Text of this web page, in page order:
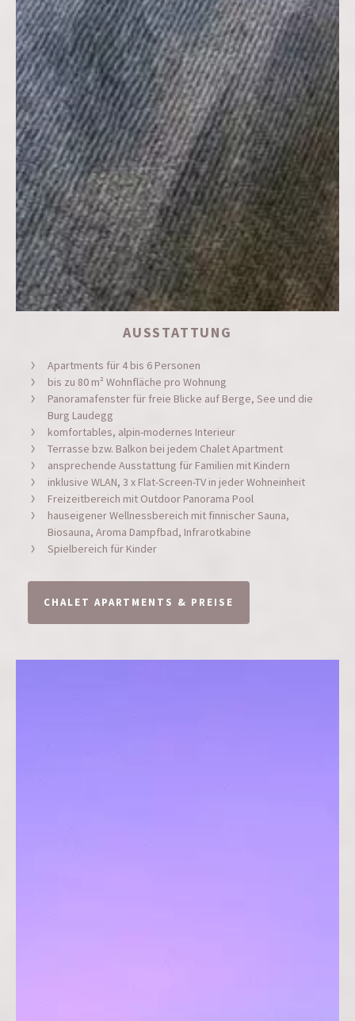
AUSSTATTUNG
Apartments für 4 bis 6 Personen
bis zu 80 m² Wohnfläche pro Wohnung
Panoramafenster für freie Blicke auf Berge, See und die
Burg Laudegg
komfortables, alpin-modernes Interieur
Terrasse bzw. Balkon bei jedem Chalet Apartment
ansprechende Ausstattung für Familien mit Kindern
inklusive WLAN, 3 x Flat-Screen-TV in jeder Wohneinheit
Freizeitbereich mit Outdoor Panorama Pool
hauseigener Wellnessbereich mit finnischer Sauna,
Biosauna, Aroma Dampfbad, Infrarotkabine
Spielbereich für Kinder
CHALET APARTMENTS & PREISE